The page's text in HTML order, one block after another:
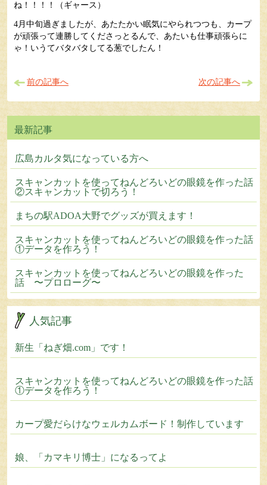
ね！！！！（ギャース）
4月中旬過ぎましたが、あたたかい眠気にやられつつも、カープ
が頑張って連勝してくださっとるんで、あたいも仕事頑張らに
ゃ！いうてバタバタしてる葱でしたん！
前の記事へ 次の記事へ
広島カルタ気になっている方へ
スキャンカットを使ってねんどろいどの眼鏡を作った話
②スキャンカットで切ろう！
まちの駅ADOA大野でグッズが買えます！
スキャンカットを使ってねんどろいどの眼鏡を作った話
①データを作ろう！
スキャンカットを使ってねんどろいどの眼鏡を作った
話 〜プロローグ〜
人気記事
新生「ねぎ畑.com」です！
スキャンカットを使ってねんどろいどの眼鏡を作った話
①データを作ろう！
カープ愛だらけなウェルカムボード！制作しています
娘、「カマキリ博士」になるってよ